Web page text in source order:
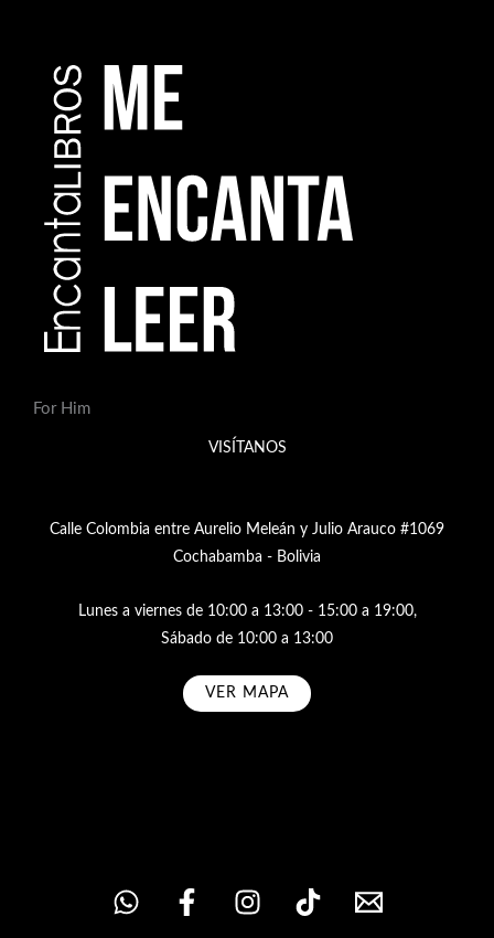
For Him
VISÍTANOS
Calle Colombia entre Aurelio Meleán y Julio Arauco #1069
Cochabamba - Bolivia
Lunes a viernes de 10:00 a 13:00 - 15:00 a 19:00,
Sábado de 10:00 a 13:00
VER MAPA